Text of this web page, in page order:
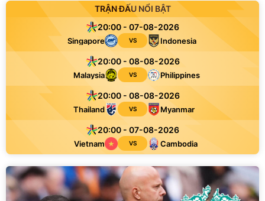
TRẬN ĐẤU NỔI BẬT
20:00 - 07-08-2026
Singapore VS Indonesia
20:00 - 08-08-2026
Malaysia VS Philippines
20:00 - 08-08-2026
Thailand VS Myanmar
20:00 - 07-08-2026
Vietnam VS Cambodia